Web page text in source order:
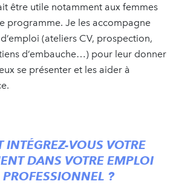
être utile notamment aux femmes
programme. Je les accompagne
(ateliers CV, prospection,
d’embauche…) pour leur donner
se présenter et les aider à
VOUS VOTRE
DANS VOTRE EMPLOI
?